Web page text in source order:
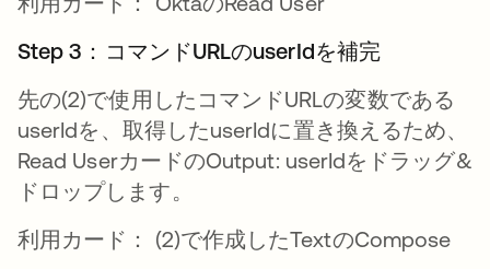
Step 3：コマンドURLのuserIdを補完
先の(2)で使用したコマンドURLの変数である
userIdを、取得したuserIdに置き換えるため、
Read UserカードのOutput: userIdをドラッグ&
ドロップします。
利用カード： (2)で作成したTextのCompose